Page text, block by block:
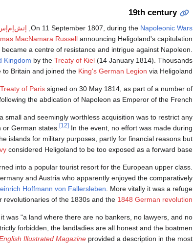
19th century
On 11 September 1807, during the Napoleonic Wars
,
MacNamara Russell announcing Heligoland's capitulation
became a centre of resistance and intrigue against Napoleon.
Kingdom by the Treaty of Kiel (14 January 1814). Thousands
to Britain and joined the King's German Legion via Heligoland.
Treaty of Paris signed on 30 May 1814, as part of a number of
the abdication of Napoleon as Emperor of the French.
and seemingly worthless acquisition was to restrict any
or German states.
[12] In the event, no effort was made during
islands for military purposes, partly for financial reasons but
considered Heligoland to be too exposed as a forward base.
into a popular tourist resort for the European upper class.
and Austria who apparently enjoyed the comparatively
Hoffmann von Fallersleben. More vitally it was a refuge
revolutionaries of the 1830s and the 1848 German revolution
it was "a land where there are no bankers, no lawyers, and no
forbidden, the landladies are all honest and the boatmen
Illustrated Magazine provided a description in the most